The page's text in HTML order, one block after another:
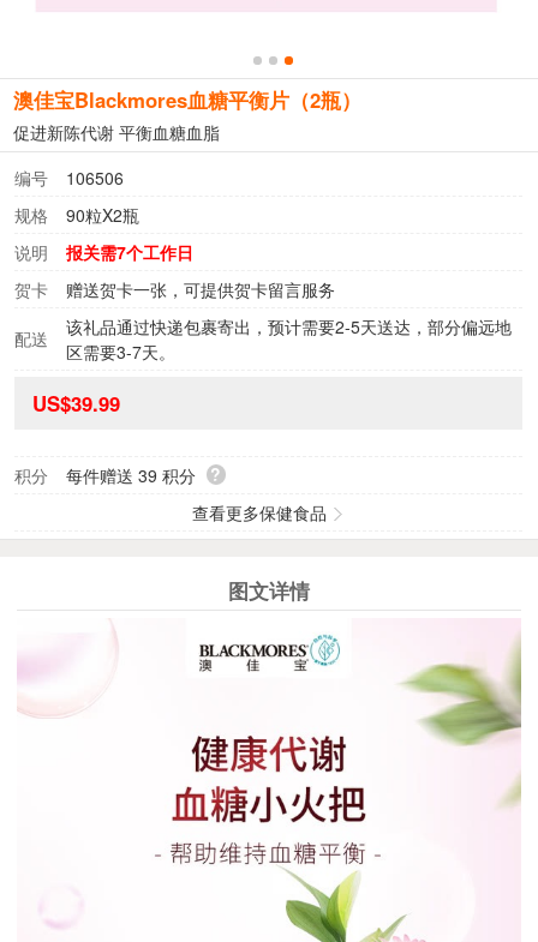
1 2 3
澳佳宝Blackmores血糖平衡片（2瓶）
促进新陈代谢 平衡血糖血脂
编号
106506
规格
90粒X2瓶
说明
报关需7个工作日
贺卡
赠送贺卡一张，可提供贺卡留言服务
配送
该礼品通过快递包裹寄出，预计需要2-5天送达，部分偏远地
区需要3-7天。
US$39.99
积分 每件赠送39 积分
?
查看更多保健食品
图文详情